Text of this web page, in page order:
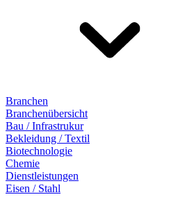
Branchen
Branchenübersicht
Bau / Infrastrukur
Bekleidung / Textil
Biotechnologie
Chemie
Dienstleistungen
Eisen / Stahl